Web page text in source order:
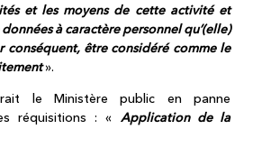
et les moyens de cette activité et
à caractère personnel qu’(elle)
conséquent, être considéré comme le
».
le Ministère public en panne
réquisitions : « Application de la